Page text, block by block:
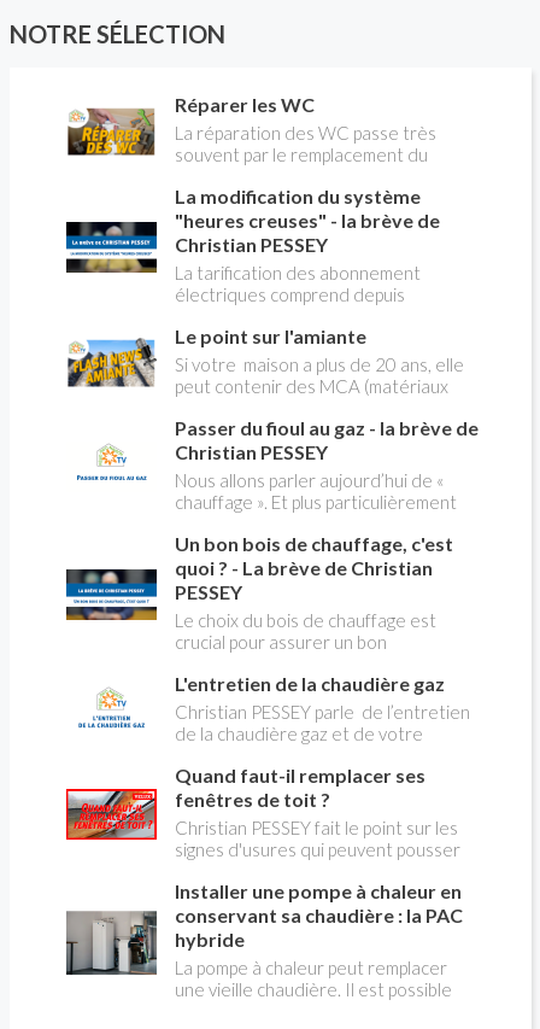
NOTRE SÉLECTION
Réparer les WC
La réparation des WC passe très
souvent par le remplacement du
expliquer
La modification du système
"heures creuses" - la brève de
Christian PESSEY
La tarification des abonnement
électriques comprend depuis
pleines, heures creuses. Aujourd'hui
Christian PESSEY vous explique tout
ce qu'il faut savoir sur la nouvelle
modification du système "heures
creuses" qui concerne près de 15
millions de Français !
Le point sur l'amiante
Si votre maison a plus de 20 ans, elle
peut contenir des MCA (matériaux
panique, on fait le point dans notre
flash news n°3 spéciale Amiante et
ses dangers avec Christian Pessey
Passer du fioul au gaz - la brève de
Christian PESSEY
Nous allons parler aujourd’hui de «
chauffage ». Et plus particulièrement
aborder l’abandon du fioul au profit du
gaz.
Un bon bois de chauffage, c'est
quoi ? - La brève de Christian
PESSEY
Le choix du bois de chauffage est
crucial pour assurer un bon
l'impact environnemental. Mais
comment reconnaître un bois de
qualité ? Plusieurs critères entrent en
jeu : le type d'essence, le taux
d'humidité, la densité et la saison de
coupe.
L'entretien de la chaudière gaz
Christian PESSEY parle de l’entretien
de la chaudière gaz et de votre
avez un système par radiateurs ou un
plancher chauffant, qui sont alimentés
par une chaudière au gaz, vous devez
faire entretenir celle-ci une fois par
an, que vous soyez locataire ou
propriétaire occupant. C’est la même
chose pour un chauffe-bains au gaz.
C’est une obligation légale. Si vous ne
le faites pas, votre responsabilité
pourra être engagée en cas
d’accident, et vous ne serez pas
Quand faut-il remplacer ses
fenêtres de toit ?
Christian PESSEY fait le point sur les
signes d'usures qui peuvent pousser
toit. En remplaçant vos fenêtre de toit
vous ferez des économies de
chauffage et vous améliorerez le
confort des combles qui en sont
équipées.
Installer une pompe à chaleur en
conservant sa chaudière : la PAC
hybride
La pompe à chaleur peut remplacer
une vieille chaudière. Il est possible